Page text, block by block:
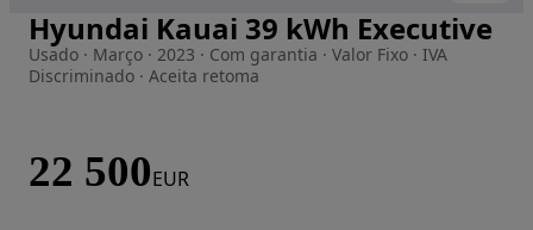
Imagem 1 de 42
Hyundai Kauai 39 kWh Executive
Usado · Março · 2023 · Com garantia · Valor Fixo · IVA
Discriminado · Aceita retoma
22 500EUR